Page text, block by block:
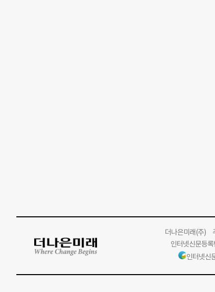
더나은미래(주)주
인터넷신문등
인터넷신